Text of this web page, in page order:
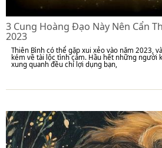
3 Cung Hoàng Đạo Này Nên Cẩn
2023
Thiên Bình có thể gặp xui xẻo vào năm 2023,
kém về tài lộc tình cảm. Hầu hết những người
xung quanh đều chỉ lợi dụng bạn,